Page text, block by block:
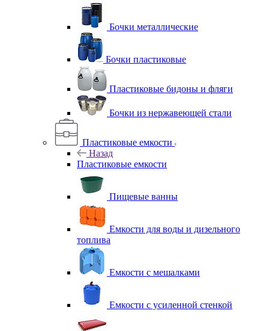
Бочки металлические
Бочки пластиковые
Пластиковые бидоны и фляги
Бочки из нержавеющей стали
Пластиковые емкости
Назад
Пластиковые емкости
Пищевые ванны
Емкости для воды и дизельного
топлива
Емкости с мешалками
Емкости с усиленной стенкой